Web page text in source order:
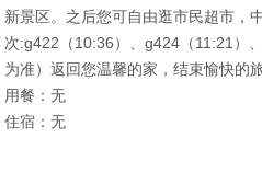
新景区。之后您可自由逛市民超市，
次:g422（10:36）、g424（11:21）
为准）返回您温馨的家，结束愉快的
用餐：无
住宿：无